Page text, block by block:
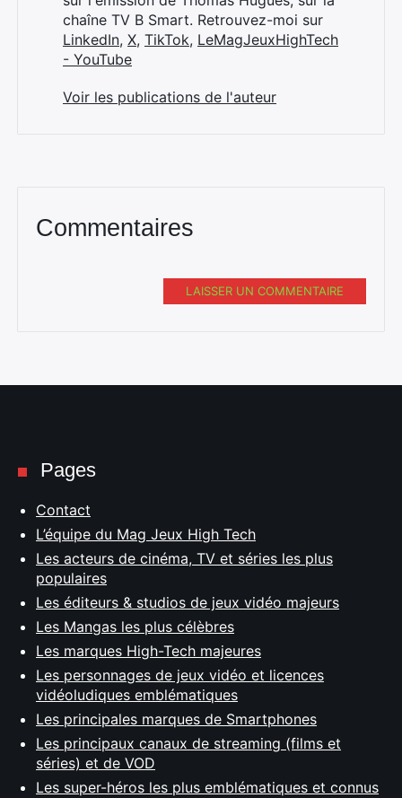
chaîne TV B Smart. Retrouvez-moi sur
LinkedIn, X, TikTok, LeMagJeuxHighTech
- YouTube
Voir les publications de l'auteur
Commentaires
LAISSER UN COMMENTAIRE
Pages
Contact
L’équipe du Mag Jeux High Tech
Les acteurs de cinéma, TV et séries les plus
populaires
Les éditeurs & studios de jeux vidéo majeurs
Les Mangas les plus célèbres
Les marques High-Tech majeures
Les personnages de jeux vidéo et licences
vidéoludiques emblématiques
Les principales marques de Smartphones
Les principaux canaux de streaming (films et
séries) et de VOD
Les super-héros les plus emblématiques et connus
: